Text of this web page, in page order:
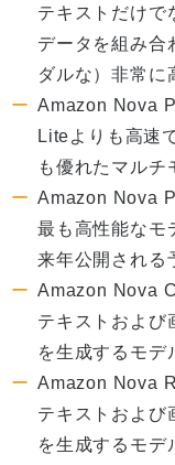
テキストだけで
データを組み合
ダルな）非常に
Amazon Nova
Liteよりも高速
も優れたマルチ
Amazon Nova
最も高性能なモ
来年公開される
Amazon Nova
テキストおよび
を生成するモデ
Amazon Nova
テキストおよび
を生成するモデ